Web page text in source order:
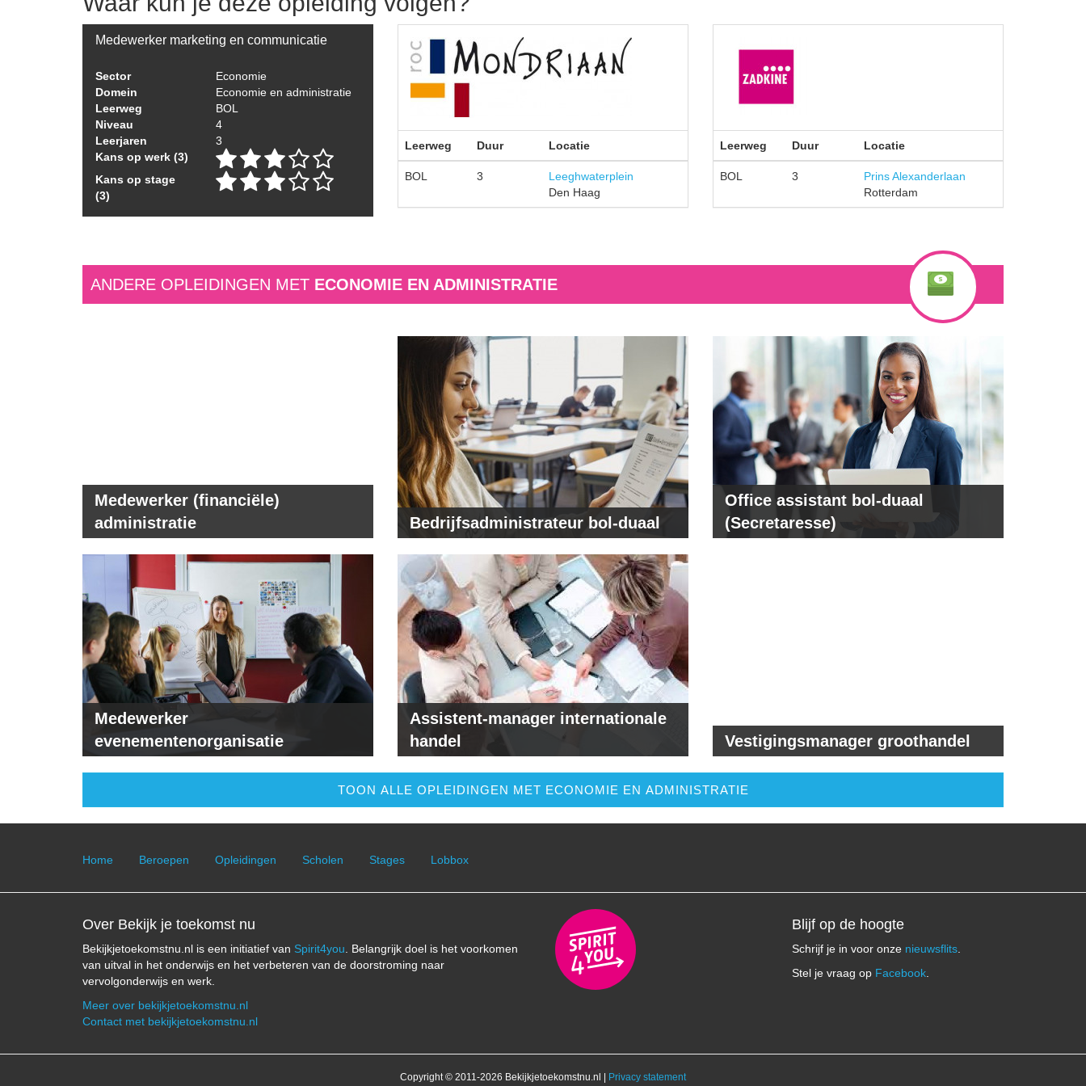
Medewerker marketing en communicatie
Sector
Economie
Domein
Economie en administratie
Leerweg
BOL
Niveau
4
Leerjaren
3
Kans op werk (3)
Kans op stage
(3)
Leerweg Duur Locatie
BOL 3
Leeghwaterplein
Den Haag
Leerweg Duur Locatie
BOL 3
Prins Alexanderlaan
Rotterdam
ANDERE OPLEIDINGEN MET ECONOMIE EN ADMINISTRATIE
Medewerker (financiële)
administratie
Bedrijfsadministrateur bol-duaal
Office assistant bol-duaal
(Secretaresse)
Medewerker
evenementenorganisatie
Assistent-manager internationale
handel
Vestigingsmanager groothandel
TOON ALLE OPLEIDINGEN MET ECONOMIE EN ADMINISTRATIE
Home Beroepen Opleidingen Scholen Stages Lobbox
Over Bekijk je toekomst nu
Bekijkjetoekomstnu.nl is een initiatief van Spirit4you . Belangrijk doel is het voorkomen
van uitval in het onderwijs en het verbeteren van de doorstroming naar
vervolgonderwijs en werk.
Meer over bekijkjetoekomstnu.nl
Contact met bekijkjetoekomstnu.nl
Blijf op de hoogte
Schrijf je in voor onze nieuwsflits.
Stel je vraag op Facebook.
Copyright © 2011-2026 Bekijkjetoekomstnu.nl | Privacy statement